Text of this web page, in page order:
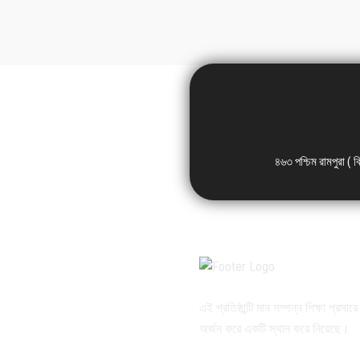
৪৬৩ পশ্চিম রামপুরা (